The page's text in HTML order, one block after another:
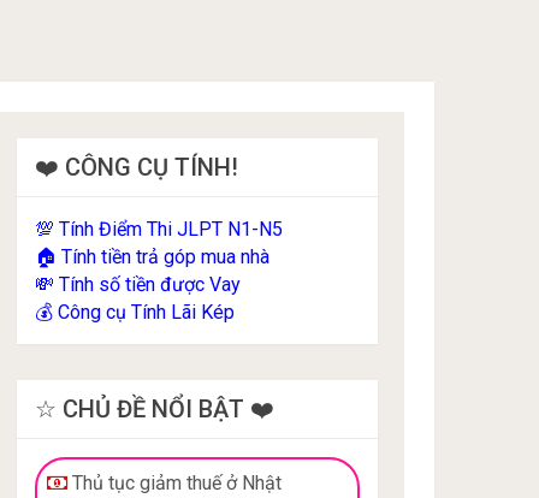
❤️ CÔNG CỤ TÍNH!
💯Tính Điểm Thi JLPT N1-N5
🏠Tính tiền trả góp mua nhà
💸Tính số tiền được Vay
💰Công cụ Tính Lãi Kép
☆ CHỦ ĐỀ NỔI BẬT ❤️
Thủ tục giảm thuế ở Nhật